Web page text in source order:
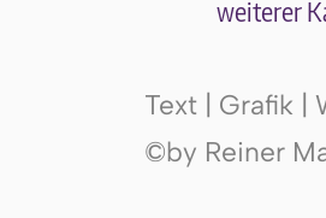
wei­te­rer
Text | Grafik |
©by Reiner